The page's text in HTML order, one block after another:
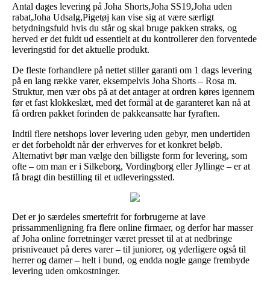
Antal dages levering på Joha Shorts,Joha SS19,Joha uden
rabat,Joha Udsalg,Pigetøj kan vise sig at være særligt
betydningsfuld hvis du står og skal bruge pakken straks, og
herved er det fuldt ud essentielt at du kontrollerer den forventede
leveringstid for det aktuelle produkt.
De fleste forhandlere på nettet stiller garanti om 1 dags levering
på en lang række varer, eksempelvis Joha Shorts – Rosa m.
Struktur, men vær obs på at det antager at ordren køres igennem
før et fast klokkeslæt, med det formål at de garanteret kan nå at
få ordren pakket forinden de pakkeansatte har fyraften.
Indtil flere netshops lover levering uden gebyr, men undertiden
er det forbeholdt når der erhverves for et konkret beløb.
Alternativt bør man vælge den billigste form for levering, som
ofte – om man er i Silkeborg, Vordingborg eller Jyllinge – er at
få bragt din bestilling til et udleveringssted.
Det er jo særdeles smertefrit for forbrugerne at lave
prissammenligning fra flere online firmaer, og derfor har masser
af Joha online forretninger været presset til at at nedbringe
prisniveauet på deres varer – til juniorer, og yderligere også til
herrer og damer – helt i bund, og endda nogle gange frembyde
levering uden omkostninger.